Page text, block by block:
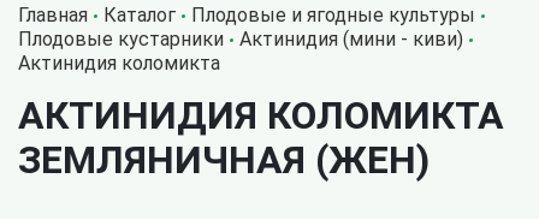
Главная Каталог
Плодовые и ягодные культуры
Плодовые кустарники
Актинидия (мини - киви)
Актинидия коломикта
АКТИНИДИЯ КОЛОМИКТА
ЗЕМЛЯНИЧНАЯ (ЖЕН)